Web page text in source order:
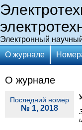
Электронный
О журнале
О журнале
Последний номер
№ 1, 2018